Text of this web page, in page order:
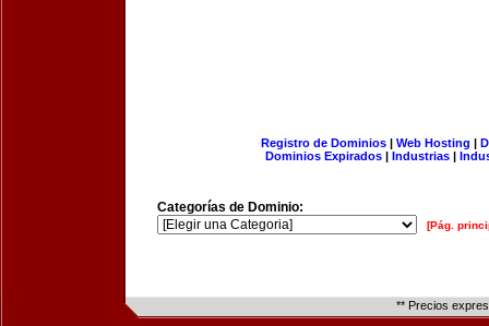
Registro de Dominios| Web Hosting |
Dominios Expirados | Industrias |
Categorías de Dominio:
[Pág.
** Precios